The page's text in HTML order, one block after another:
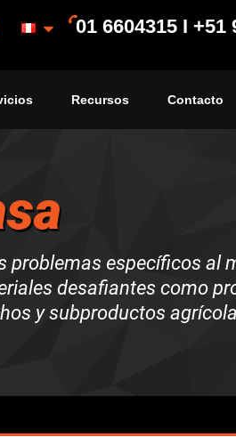
01 6604315 I +51
Recursos Contacto
problemas específicos al
desafiantes como
y subproductos